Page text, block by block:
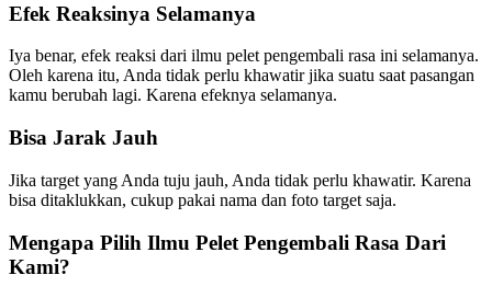
Efek Reaksinya Selamanya
Iya benar, efek reaksi dari ilmu pelet pengembali rasa ini selamanya.
Oleh karena itu, Anda tidak perlu khawatir jika suatu saat pasangan
kamu berubah lagi. Karena efeknya selamanya.
Bisa Jarak Jauh
Jika target yang Anda tuju jauh, Anda tidak perlu khawatir. Karena
bisa ditaklukkan, cukup pakai nama dan foto target saja.
Mengapa Pilih Ilmu Pelet Pengembali Rasa Dari
Kami?